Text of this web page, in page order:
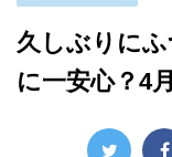
久しぶりに
に一安心？4